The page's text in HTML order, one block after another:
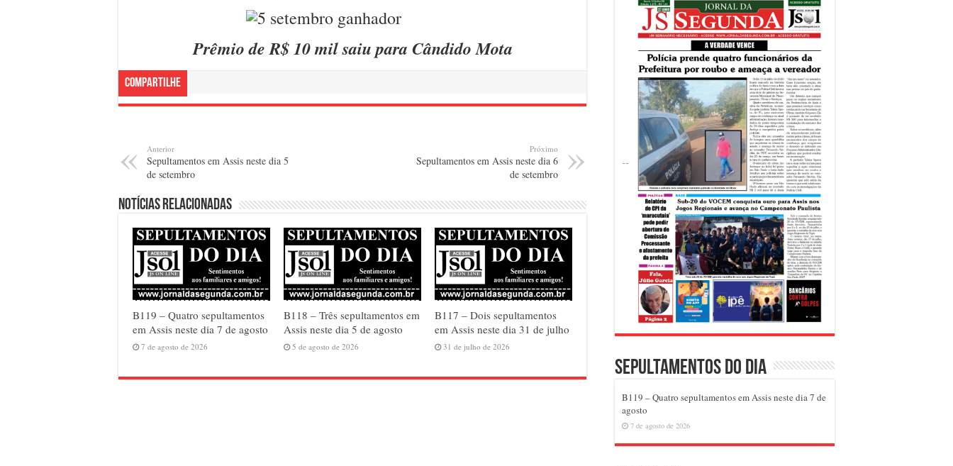
Prêmio de R$ 10 mil saiu para Cândido Mota
Compartilhe
Anterior
Sepultamentos em Assis neste dia 5
de setembro
Próximo
Sepultamentos em Assis neste dia 6
de setembro
Notícias relacionadas
B119 – Quatro sepultamentos
em Assis neste dia 7 de agosto
7 de agosto de 2026
B118 – Três sepultamentos em
Assis neste dia 5 de agosto
5 de agosto de 2026
B117 – Dois sepultamentos
em Assis neste dia 31 de julho
31 de julho de 2026
Sepultamentos do dia
B119 – Quatro sepultamentos em Assis neste dia 7 de
agosto
7 de agosto de 2026